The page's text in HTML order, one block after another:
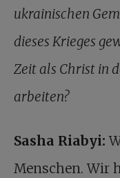
ukrainischen
dieses Krieges
Zeit als Christ in
arbeiten?
Sasha Riabyi:
Menschen. Wir